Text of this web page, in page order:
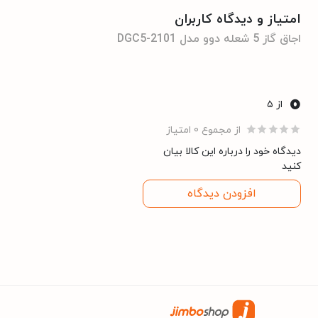
صفحه جلوی اجاق صفحه رویه یک تکه
درپوش شیشه نشکن
شعله زماندار
سایر مشخصات
امتیاز و دیدگاه کاربران
اجاق گاز 5 شعله دوو مدل DGC5-2101
0
از ۵
از مجموع 0 امتیاز
دیدگاه خود را درباره این کالا بیان
کنید
افزودن دیدگاه